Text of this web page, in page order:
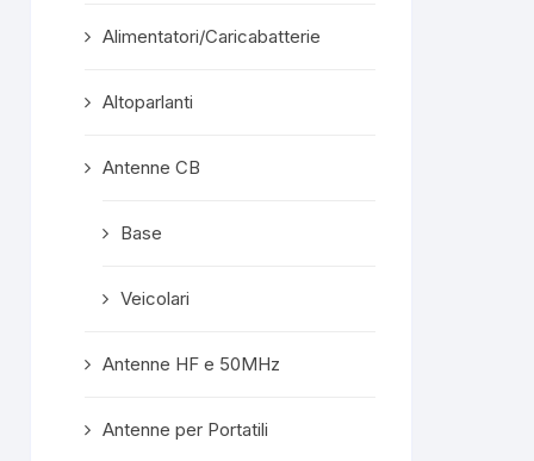
eccellentemente
contenuto e con le due
Mi ritengo estremamente
meno di considerarlo quale
Grazie mille, gentilissimo!
Alimentatori/Caricabatterie
Altoparlanti
Antenne CB
Base
Veicolari
Antenne HF e 50MHz
Antenne per Portatili